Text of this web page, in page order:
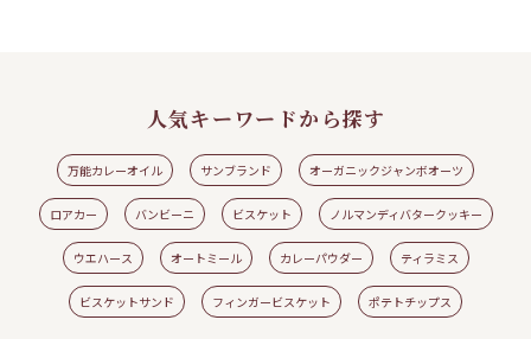
レシピの続きを見る
人気キーワードから探す
万能カレーオイル サンブランド オーガニックジャンボオーツ
ロアカー バンビーニ ビスケット ノルマンディバタークッキー
ウエハース オートミール カレーパウダー ティラミス
ビスケットサンド フィンガービスケット ポテトチップス